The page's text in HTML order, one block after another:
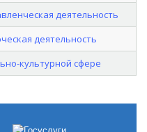
деятельность
деятельность
культурной сфере